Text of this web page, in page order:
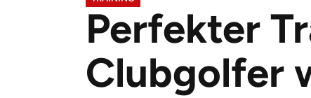
Perfekter
Clubgolfer